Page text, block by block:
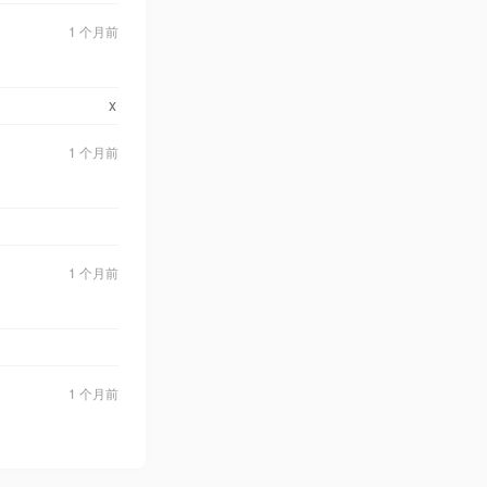
1 个月前
x
1 个月前
1 个月前
1 个月前